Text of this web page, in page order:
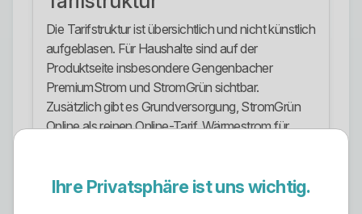
Die Tarifstruktur ist übersichtlich und nicht künstlich
aufgeblasen. Für Haushalte sind auf der
Produktseite insbesondere Gengenbacher
PremiumStrom und StromGrün sichtbar.
Zusätzlich gibt es Grundversorgung, StromGrün
Online als reinen Online-Tarif, Wärmestrom für
Gengenbacher BusinessStrom und
Ihre Privatsphäre ist uns wichtig.